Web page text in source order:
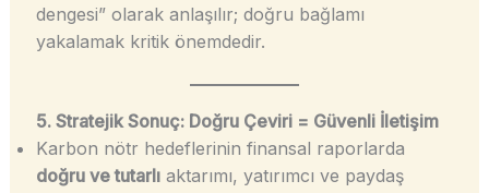
dengesi” olarak anlaşılır; doğru bağlamı
yakalamak kritik önemdedir.
5. Stratejik Sonuç: Doğru Çeviri = Güvenli İletişim
Karbon nötr hedeflerinin finansal raporlarda
doğru ve tutarlıaktarımı, yatırımcı ve paydaş